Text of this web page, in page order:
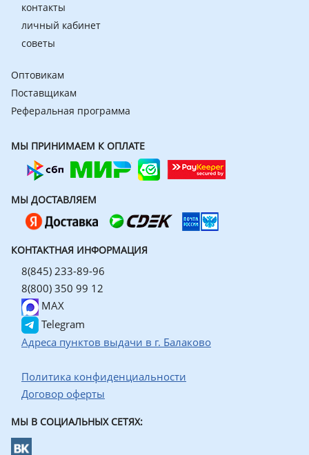
контакты
личный кабинет
советы
Оптовикам
Поставщикам
Реферальная программа
МЫ ПРИНИМАЕМ К ОПЛАТЕ
МЫ ДОСТАВЛЯЕМ
КОНТАКТНАЯ ИНФОРМАЦИЯ
8(845) 233-89-96
8(800) 350 99 12
MAX
Telegram
Адреса пунктов выдачи в г. Балаково
Политика конфиденциальности
Договор оферты
МЫ В СОЦИАЛЬНЫХ СЕТЯХ: